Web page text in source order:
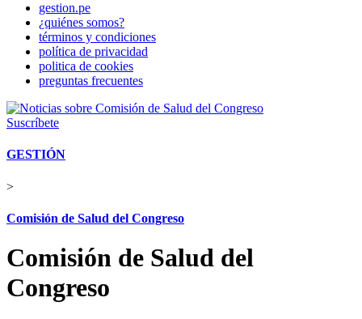
gestion.pe
¿quiénes somos?
términos y condiciones
política de privacidad
politica de cookies
preguntas frecuentes
Suscríbete
GESTIÓN
>
Comisión de Salud del Congreso
Comisión de Salud del
Congreso